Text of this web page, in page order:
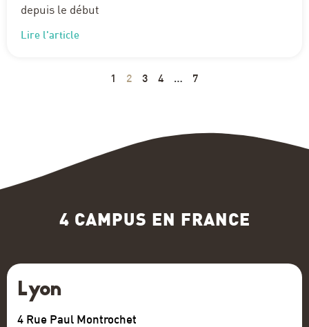
depuis le début
Lire l'article
1 2 3 4 … 7
4 CAMPUS EN FRANCE
Lyon
4 Rue Paul Montrochet